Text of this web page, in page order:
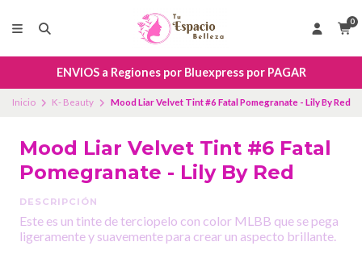
0
ENVIOS a Regiones por Bluexpress por PAGAR
Inicio K- Beauty Mood Liar Velvet Tint #6 Fatal Pomegranate - Lily By Red
Mood Liar Velvet Tint #6 Fatal
Pomegranate - Lily By Red
DESCRIPCIÓN
Este es un tinte de terciopelo con color MLBB que se pega
ligeramente y suavemente para crear un aspecto brillante.